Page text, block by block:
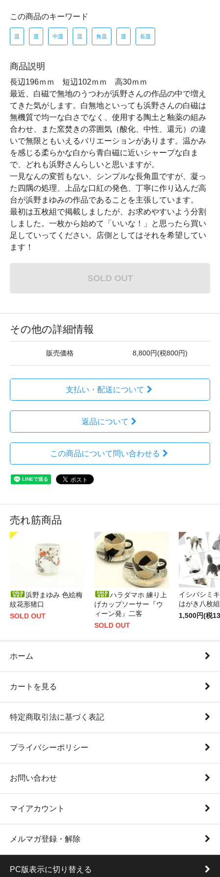
この商品のキーワード
皿 皿 中皿 皿 角皿 皿 長皿
商品説明
長辺196ｍｍ 短辺102ｍｍ 高30ｍｍ
最近、白磁で無地のうつわが浜野さんの作品の中で増え
てきた気がします。白無地といっても浜野さんの白磁は
無機質で均一な白さでなく、使用する陶土と釉薬の組み
合わせ、また窯焚きの雰囲気（酸化、中性、還元）の違
いで無限ともいえるバリエーションがあります。温かみ
を感じる柔らかな白から青白磁に近いシャープな白ま
で、どれも浜野さんらしいと思いますが。
一見なんの変哲もない、シンプルな長角皿ですが、凝っ
た四隅の処理、上品な口紅の発色、丁寧に作り込んだ高
台が浜野まゆみの作品であることを主張しています。
最初は五枚組で掲載しましたが、お求めやすいよう分割
しました。一枚から始めて「いいな！」と思ったら買い
足していってください。店側としてはそれを希望してい
ます！
SOLD OUT
その他の詳細情報
販売価格 8,800円(税800円)
支払い・配送について
返品について
この商品について問い合わせる
売れ筋商品
浜野まゆみ 色絵梅
紋花形猪口
SOLD OUT
ハラダマホ 練り上
げカップソーサー『ウ
ィーン発』二客
SOLD OUT
イシバシミ
はがき八枚組
1,500円(税
ホーム
カートを見る
特定商取引法に基づく表記
プライバシーポリシー
お問い合わせ
マイアカウント
メルマガ登録・解除
PC版表示に切り替える